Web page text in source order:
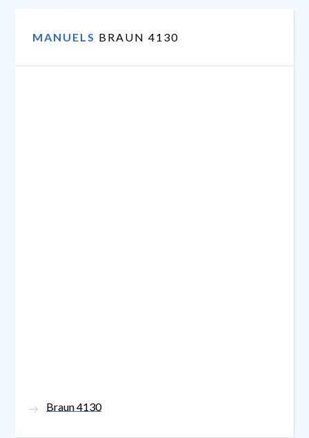
MANUELS BRAUN 4130
Braun 4130